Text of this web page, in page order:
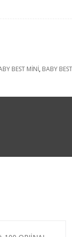
BEST MİNİ, BABY